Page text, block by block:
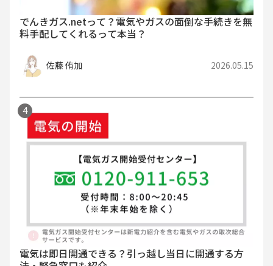
でんきガス.netって？電気やガスの面倒な手続きを無
料手配してくれるって本当？
佐藤 侑加 2026.05.15
電気は即日開通できる？引っ越し当日に開通する方